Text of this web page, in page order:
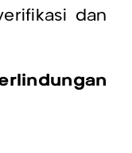
dan